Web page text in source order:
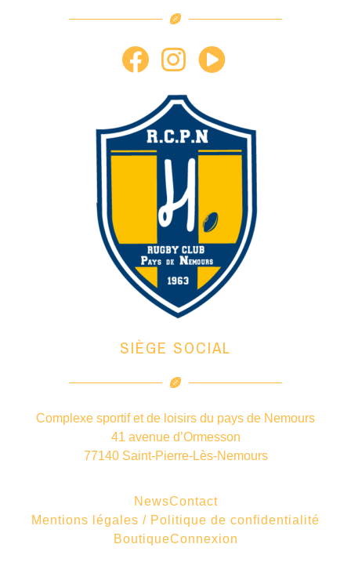
SIÈGE SOCIAL
Complexe sportif et de loisirs du pays de Nemours
41 avenue d’Ormesson
77140 Saint-Pierre-Lès-Nemours
NewsContact
Mentions légales / Politique de confidentialité
BoutiqueConnexion